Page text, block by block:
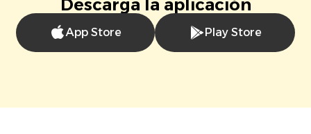
Descarga la aplicación
App Store Play Store